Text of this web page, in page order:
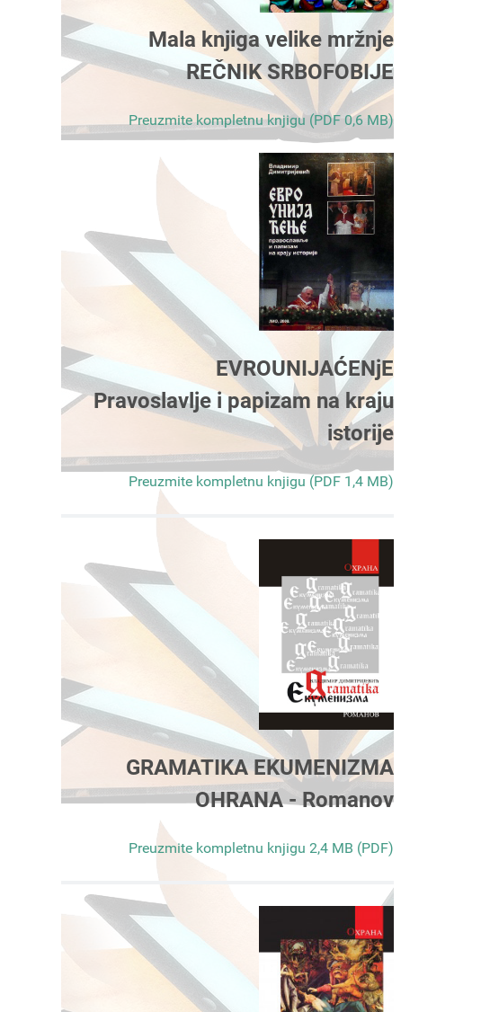
Mala knjiga velike mržnje
REČNIK SRBOFOBIJE
Preuzmite kompletnu knjigu (PDF 0,6 MB)
EVROUNIJAĆENjE
Pravoslavlje i papizam na kraju
istorije
Preuzmite kompletnu knjigu (PDF 1,4 MB)
GRAMATIKA EKUMENIZMA
OHRANA - Romanov
Preuzmite kompletnu knjigu 2,4 MB (PDF)